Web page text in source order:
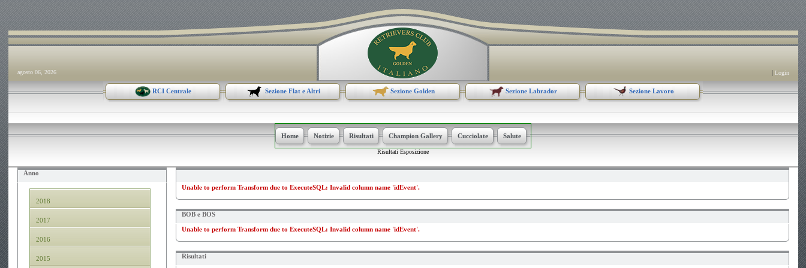
agosto 06, 2026 | Login
RCI Centrale Sezione Flat e Altri Sezione Golden Sezione Labrador Sezione Lavoro
Home Notizie Risultati Champion Gallery Cucciolate Salute
Risultati Esposizione
Anno
2018
2017
2016
2015
Unable to perform Transform due to ExecuteSQL: Invalid column name 'idEvent'.
BOB e BOS
Unable to perform Transform due to ExecuteSQL: Invalid column name 'idEvent'.
Risultati